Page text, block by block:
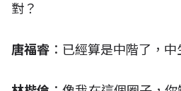
對？
唐福睿 ：已經算是中階了，中